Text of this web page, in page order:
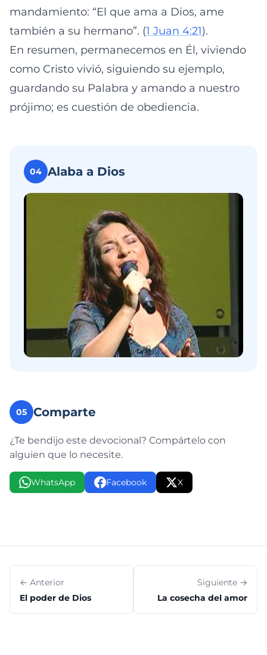
mandamiento: “El que ama a Dios, ame
también a su hermano”. (1 Juan 4:21).
En resumen, permanecemos en Él, viviendo
como Cristo vivió, siguiendo su ejemplo,
guardando su Palabra y amando a nuestro
prójimo; es cuestión de obediencia.
04 Alaba a Dios
05 Comparte
¿Te bendijo este devocional? Compártelo con
alguien que lo necesite.
WhatsApp Facebook X
← Anterior
El poder de Dios
Siguiente →
La cosecha del amor